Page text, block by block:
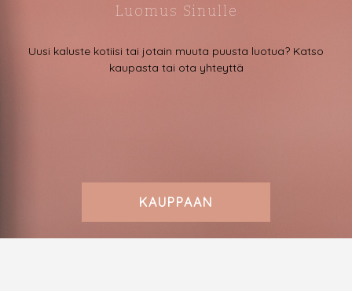
Luomus Sinulle
Uusi kaluste kotiisi tai jotain muuta puusta luotua? Katso
kaupasta tai ota yhteyttä
KAUPPAAN